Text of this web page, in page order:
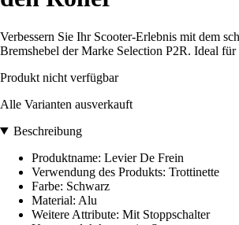
Verbessern Sie Ihr Scooter-Erlebnis mit dem
Bremshebel der Marke Selection P2R. Ideal für
Produkt nicht verfügbar
Alle Varianten ausverkauft
Beschreibung
Produktname: Levier De Frein
Verwendung des Produkts: Trottinette
Farbe: Schwarz
Material: Alu
Weitere Attribute: Mit Stoppschalter